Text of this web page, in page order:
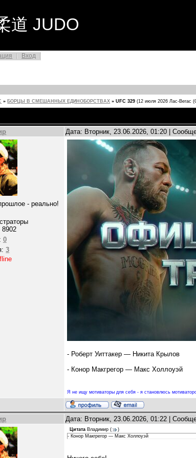
JUDO
Вход
» БОРЦЫ В СМЕШАННЫХ ЕДИНОБОРСТВАХ » UFC 329 (12 июля 2026 Лас-Вегас
Дата: Вторник, 23.06.2026, 01:20 |
- реально!
8902
0
3
- Роберт Уиттакер — Никита Крылов
- Конор Макгрегор — Макс Холлоуэй
Я не ищу мотиваторы для себя - я становлюсь
Дата: Вторник, 23.06.2026, 01:22 |
Цитата Владимир (
)
- Конор Макгрегор — Макс Холлоуэй